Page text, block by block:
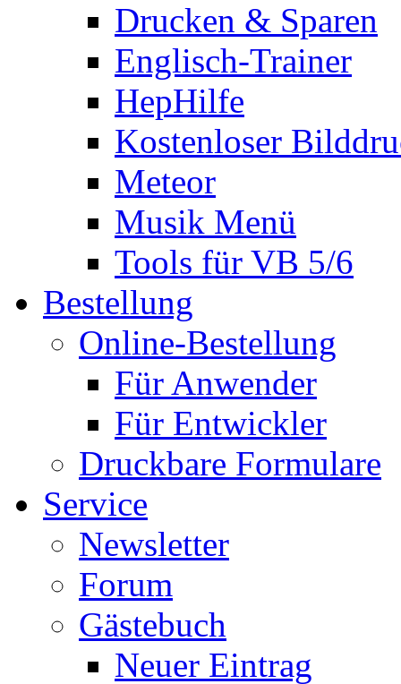
Drucken & Sparen
Englisch-Trainer
HepHilfe
Kostenloser
Meteor
Musik Menü
Tools für VB 5/6
Bestellung
Online-Bestellung
Für Anwender
Für Entwickler
Druckbare Formulare
Service
Newsletter
Forum
Gästebuch
Neuer Eintrag